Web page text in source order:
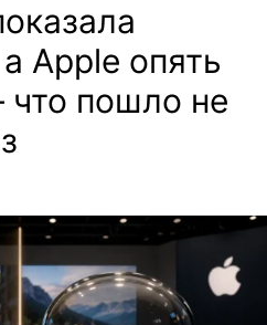
Apple опять
пошло не